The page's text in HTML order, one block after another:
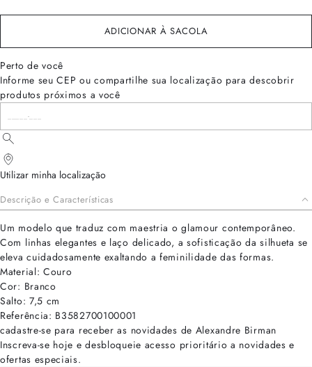
ADICIONAR À SACOLA
Perto de você
Informe seu CEP ou compartilhe sua localização para descobrir
produtos próximos a você
Utilizar minha localização
Descrição e Características
Um modelo que traduz com maestria o glamour contemporâneo.
Com linhas elegantes e laço delicado, a sofisticação da silhueta se
eleva cuidadosamente exaltando a feminilidade das formas.
Material: Couro
Cor: Branco
Salto: 7,5 cm
Referência: B3582700100001
cadastre-se para receber as novidades de Alexandre Birman
Inscreva-se hoje e desbloqueie acesso prioritário a novidades e
ofertas especiais.